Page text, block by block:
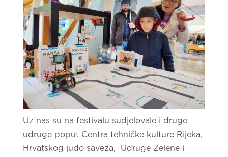
Uz nas su na festivalu sudjelovale i druge
udruge poput Centra tehničke kulture Rijeka,
Hrvatskog judo saveza, Udruge Zelene i